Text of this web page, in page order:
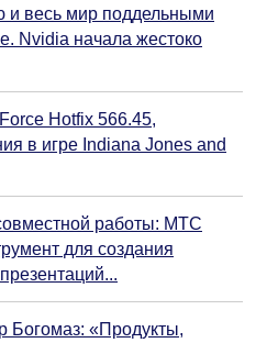
и весь мир поддельными
Nvidia начала жестоко
Hotfix 566.45,
в игре Indiana Jones and
работы: МТС
для создания
Богомаз: «Продукты,